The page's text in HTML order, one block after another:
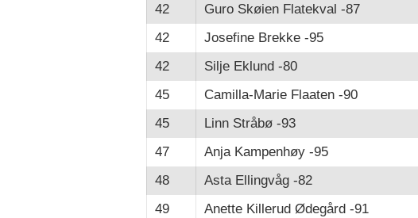
42
Guro Skøien Flatekval -87
42
Josefine Brekke -95
42
Silje Eklund -80
45
Camilla-Marie Flaaten -90
45
Linn Stråbø -93
47
Anja Kampenhøy -95
48
Asta Ellingvåg -82
49
Anette Killerud Ødegård -91